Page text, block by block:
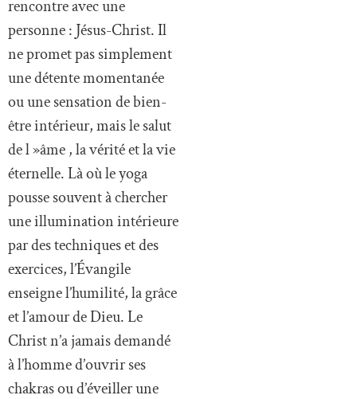
rencontre avec une
personne : Jésus-Christ. Il
ne promet pas simplement
une détente momentanée
ou une sensation de bien-
être intérieur, mais le salut
de l »âme , la vérité et la vie
éternelle. Là où le yoga
pousse souvent à chercher
une illumination intérieure
par des techniques et des
exercices, l’Évangile
enseigne l’humilité, la grâce
et l’amour de Dieu. Le
Christ n’a jamais demandé
à l’homme d’ouvrir ses
chakras ou d’éveiller une